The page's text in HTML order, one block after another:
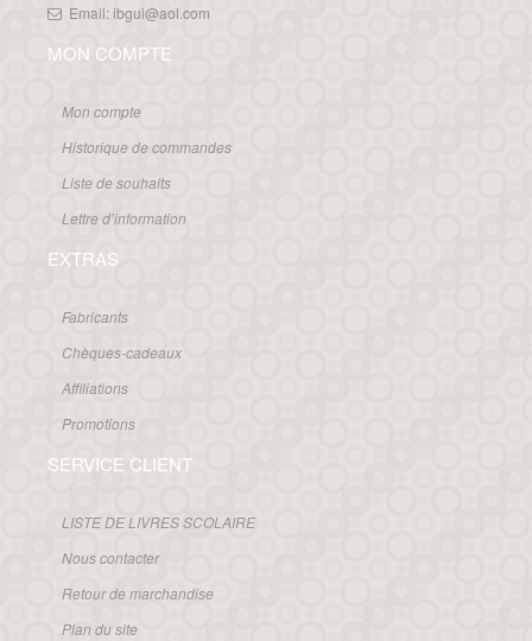
Email: ibgui@aol.com
MON COMPTE
Mon compte
Historique de commandes
Liste de souhaits
Lettre d’information
EXTRAS
Fabricants
Chèques-cadeaux
Affiliations
Promotions
SERVICE CLIENT
LISTE DE LIVRES SCOLAIRE
Nous contacter
Retour de marchandise
Plan du site